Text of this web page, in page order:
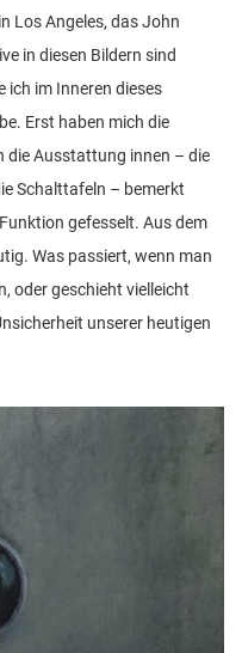
Los Angeles, das John
in diesen Bildern sind
ich im Inneren dieses
Erst haben mich die
die Ausstattung innen – die
Schalttafeln – bemerkt
gefesselt. Aus dem
Was passiert, wenn man
oder geschieht vielleicht
unserer heutigen